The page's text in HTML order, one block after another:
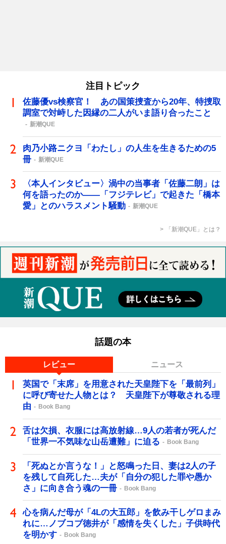
注目トピック
佐藤優vs検察官！ あの国策捜査から20年、特捜取
調室で対峙した因縁の二人がいま語り合ったこと
新潮QUE
肉乃小路ニクヨ「わたし」の人生を生きるための5
冊
新潮QUE
〈本人インタビュー〉渦中の当事者「佐藤二朗」は
何を語ったのか――「フジテレビ」で起きた「橋本
愛」とのハラスメント騒動
新潮QUE
「新潮QUE」とは？
話題の本
レビュー ニュース
英国で「末席」を用意された天皇陛下を「最前列」
に呼び寄せた人物とは？ 天皇陛下が尊敬される理
由
Book Bang
舌は欠損、衣服には高放射線…9人の若者が死んだ
「世界一不気味な山岳遭難」に迫る
Book Bang
「死ぬとか言うな！」と怒鳴った日、妻は2人の子
を残して自死した…夫が「自分の犯した罪や愚か
さ」に向き合う魂の一冊
Book Bang
心を病んだ母が「4Lの大五郎」を飲み干しゲロまみ
れに…ノブコブ徳井が「感情を失くした」子供時代
を明かす
Book Bang